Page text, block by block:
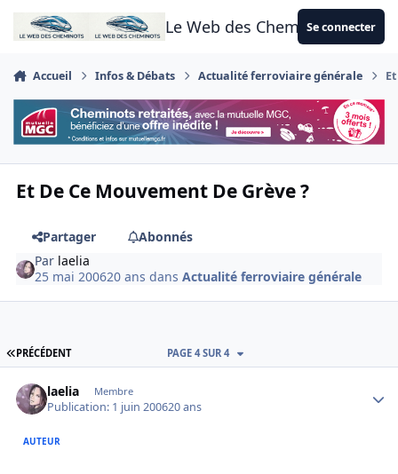
Aller au contenu
Le Web des CheminotsSe connecter
Accueil Infos & Débats Actualité ferroviaire générale
Et De Ce Mouvement De Grève ?
Partager
Abonnés
Par laelia
25 mai 200620 ans dansActualité ferroviaire générale
PREMIÈRE PAGE
PRÉCÉDENT PAGE 4 SUR 4
laelia Membre
Publication: 1 juin 200620 ans
AUTEUR